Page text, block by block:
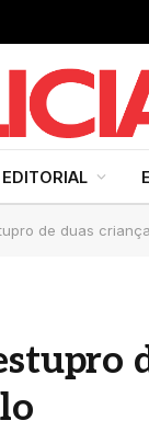
EDITORIAL
de duas